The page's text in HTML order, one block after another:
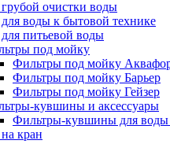
очистки воды
воды к бытовой технике
питьевой воды
под мойку
Фильтры под мойку
Фильтры под мойку Барьер
Фильтры под мойку Гейзер
кувшины и аксессуары
Фильтры-кувшины для
кран